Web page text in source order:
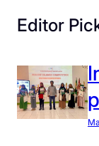
r
o
p
t
Editor